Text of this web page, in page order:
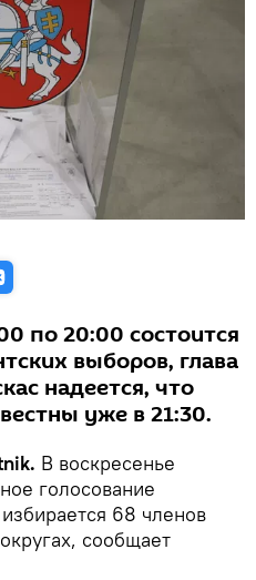
по 20:00 состоится
выборов, глава
надеется, что
уже в 21:30.
В воскресенье
голосование
68 членов
сообщает